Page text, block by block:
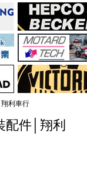
利車行
配件│翔利